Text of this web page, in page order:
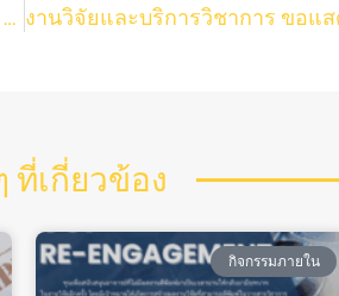
เตรียมพบกับการอบรม รอบพิเศษ เอาใจผู้เตรียมตัวไป Conference ” Research Support Workshop Series III (Special EP.)
ที่เกี่ยวข้อง
กิจกรรมภายใน